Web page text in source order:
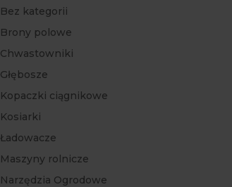
Bez kategorii
Brony polowe
Chwastowniki
Głębosze
Kopaczki ciągnikowe
Kosiarki
Ładowacze
Maszyny rolnicze
Narzędzia Ogrodowe